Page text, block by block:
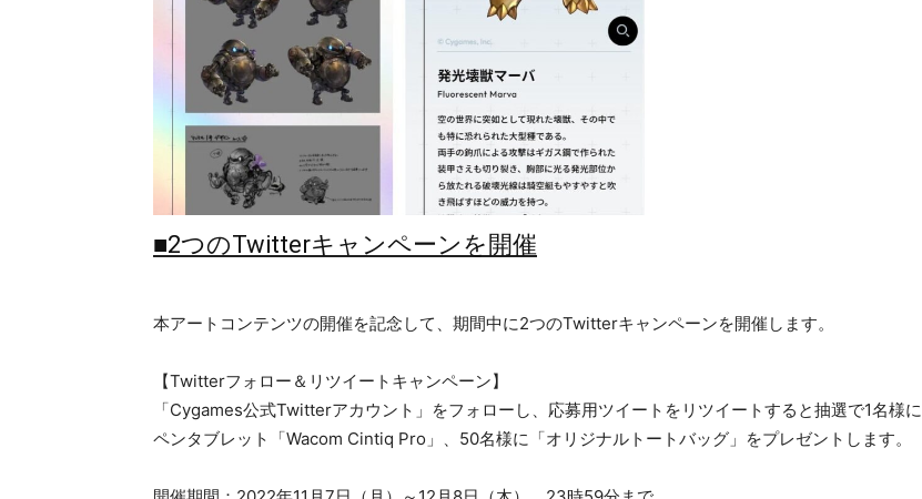
■2つのTwitterキャンペーンを開催
本アートコンテンツの開催を記念して、期間中に2つのTwitterキャンペーンを開催します。
【Twitterフォロー＆リツイートキャンペーン】
「Cygames公式Twitterアカウント」をフォローし、応募用ツイートをリツイートすると抽選で1名様に
ペンタブレット「Wacom Cintiq Pro」、50名様に「オリジナルトートバッグ」をプレゼントします。